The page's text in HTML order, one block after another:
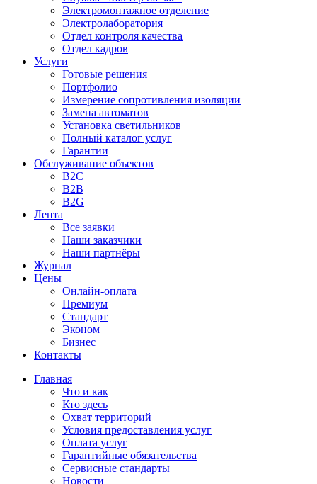
Электромонтажное отделение
Электролаборатория
Отдел контроля качества
Отдел кадров
Услуги
Готовые решения
Портфолио
Измерение сопротивления изоляции
Замена автоматов
Установка светильников
Полный каталог услуг
Гарантии
Обслуживание объектов
B2C
B2B
B2G
Лента
Все заявки
Наши заказчики
Наши партнёры
Журнал
Цены
Онлайн-оплата
Премиум
Стандарт
Эконом
Бизнес
Контакты
Главная
Что и как
Кто здесь
Охват территорий
Условия предоставления услуг
Оплата услуг
Гарантийные обязательства
Сервисные стандарты
Новости